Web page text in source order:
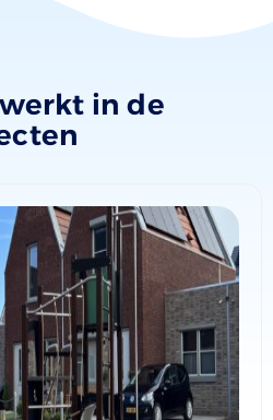
in de